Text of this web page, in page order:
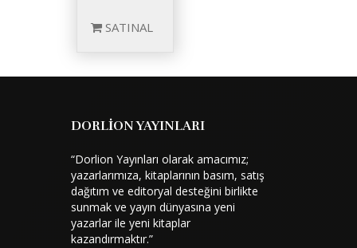
SATINAL
DORLİON YAYINLARI
“Dorlion Yayınları olarak amacımız;
yazarlarımıza, kitaplarının basım, satış
dağıtım ve editoryal desteğini birlikte
sunmak ve yayın dünyasına yeni
yazarlar ile yeni kitaplar
kazandırmaktır.”